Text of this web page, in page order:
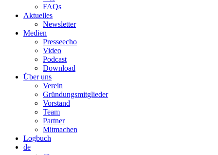
FAQs
Aktuelles
Newsletter
Medien
Presseecho
Video
Podcast
Download
Über uns
Verein
Gründungsmitglieder
Vorstand
Team
Partner
Mitmachen
Logbuch
de